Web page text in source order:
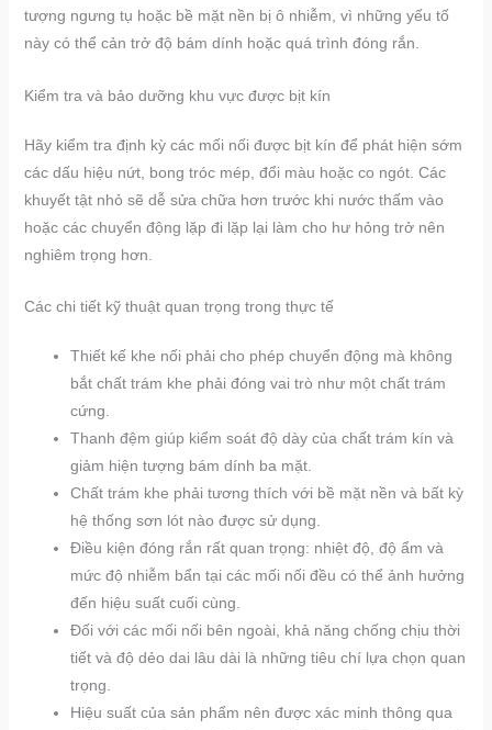
tượng ngưng tụ hoặc bề mặt nền bị ô nhiễm, vì những yếu tố
này có thể cản trở độ bám dính hoặc quá trình đóng rắn.
Kiểm tra và bảo dưỡng khu vực được bịt kín
Hãy kiểm tra định kỳ các mối nối được bịt kín để phát hiện sớm
các dấu hiệu nứt, bong tróc mép, đổi màu hoặc co ngót. Các
khuyết tật nhỏ sẽ dễ sửa chữa hơn trước khi nước thấm vào
hoặc các chuyển động lặp đi lặp lại làm cho hư hỏng trở nên
nghiêm trọng hơn.
Các chi tiết kỹ thuật quan trọng trong thực tế
Thiết kế khe nối phải cho phép chuyển động mà không
bắt chất trám khe phải đóng vai trò như một chất trám
cứng.
Thanh đệm giúp kiểm soát độ dày của chất trám kín và
giảm hiện tượng bám dính ba mặt.
Chất trám khe phải tương thích với bề mặt nền và bất kỳ
hệ thống sơn lót nào được sử dụng.
Điều kiện đóng rắn rất quan trọng: nhiệt độ, độ ẩm và
mức độ nhiễm bẩn tại các mối nối đều có thể ảnh hưởng
đến hiệu suất cuối cùng.
Đối với các mối nối bên ngoài, khả năng chống chịu thời
tiết và độ dẻo dai lâu dài là những tiêu chí lựa chọn quan
trọng.
Hiệu suất của sản phẩm nên được xác minh thông qua